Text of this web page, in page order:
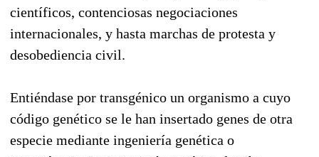
científicos, contenciosas negociaciones
internacionales, y hasta marchas de protesta y
desobediencia civil.
Entiéndase por transgénico un organismo a cuyo
código genético se le han insertado genes de otra
especie mediante ingeniería genética o